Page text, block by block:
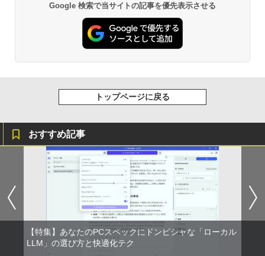
Google 検索で当サイトの記事を優先表示させる
トップページに戻る
おすすめ記事
【特集】あなたのPCスペックにドンピシャな「ローカル
LLM」の選び方と快適化テク